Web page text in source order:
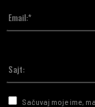
Sačuvaj moje ime,